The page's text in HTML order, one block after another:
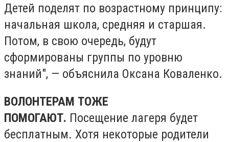
Детей поделят по возрастному принципу:
начальная школа, средняя и старшая.
Потом, в свою очередь, будут
сформированы группы по уровню
знаний", — объяснила Оксана Коваленко.
ВОЛОНТЕРАМ ТОЖЕ
ПОМОГАЮТ. Посещение лагеря будет
бесплатным. Хотя некоторые родители